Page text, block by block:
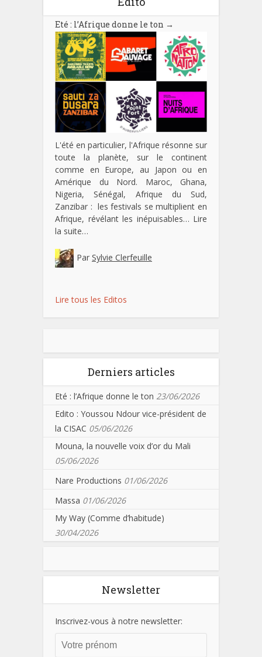
Eté : l’Afrique donne le ton →
L'été en particulier, l'Afrique résonne sur
toute la planète, sur le continent
comme en Europe, au Japon ou en
Amérique du Nord. Maroc, Ghana,
Nigeria, Sénégal, Afrique du Sud,
Zanzibar : les festivals se multiplient en
Afrique, révélant les inépuisables… Lire
la suite…
Par Sylvie Clerfeuille
Lire tous les Editos
Derniers articles
Eté : l’Afrique donne le ton 23/06/2026
Edito : Youssou Ndour vice-président de
la CISAC 05/06/2026
Mouna, la nouvelle voix d’or du Mali
05/06/2026
Nare Productions 01/06/2026
Massa 01/06/2026
My Way (Comme d’habitude)
30/04/2026
Newsletter
Inscrivez-vous à notre newsletter: